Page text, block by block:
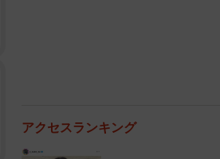
アクセスランキング